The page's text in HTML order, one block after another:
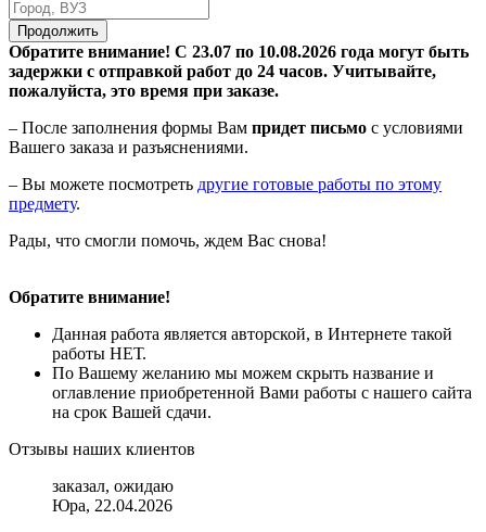
Продолжить
Обратите внимание! С 23.07 по 10.08.2026 года могут быть
задержки с отправкой работ до 24 часов. Учитывайте,
пожалуйста, это время при заказе.
– После заполнения формы Вам придет письмо с условиями
Вашего заказа и разъяснениями.
– Вы можете посмотреть другие готовые работы по этому
предмету.
Рады, что смогли помочь, ждем Вас снова!
Обратите внимание!
Данная работа является авторской, в Интернете такой
работы НЕТ.
По Вашему желанию мы можем скрыть название и
оглавление приобретенной Вами работы с нашего сайта
на срок Вашей сдачи.
Отзывы наших клиентов
заказал, ожидаю
Юра, 22.04.2026